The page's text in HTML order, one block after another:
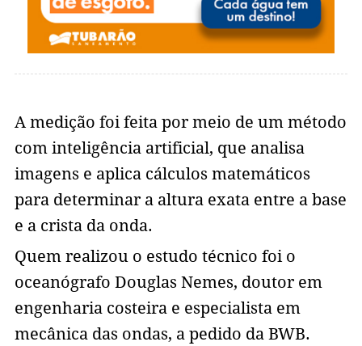
A medição foi feita por meio de um método
com inteligência artificial, que analisa
imagens e aplica cálculos matemáticos
para determinar a altura exata entre a base
e a crista da onda.
Quem realizou o estudo técnico foi o
oceanógrafo Douglas Nemes, doutor em
engenharia costeira e especialista em
mecânica das ondas, a pedido da BWB.